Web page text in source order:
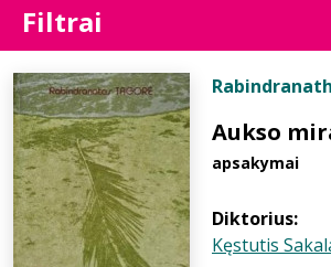
Filtrai
Aukso
apsakymai
Diktorius:
Kęstutis